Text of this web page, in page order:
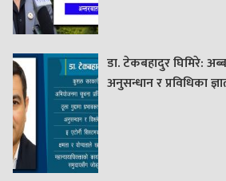
डा. टेकबहादुर घिमिरे:
अनुसन्धान र प्रविधिका